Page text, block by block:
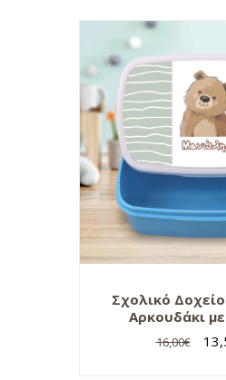
Σχολικό
Αρκουδάκι
16,00€